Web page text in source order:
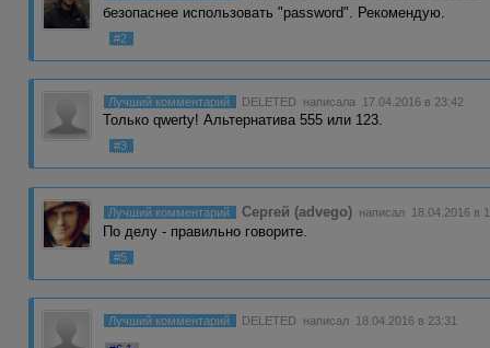
безопаснее использовать "password". Рекомендую.
#2
Лучший комментарий DELETED написала 17.04.2016 в 23:42
Только qwerty! Альтернатива 555 или 123.
#3
Лучший комментарий Сергей (advego) написал 18.04.2016 в
По делу - правильно говорите.
#5
Лучший комментарий DELETED написал 18.04.2016 в 23:31